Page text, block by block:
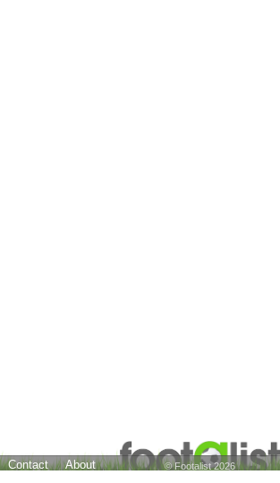
Contact
About
© Footalist 2026